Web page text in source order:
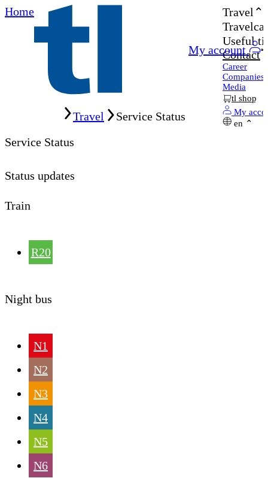
Home
My account
Travel
Useful
Contact
Career
Companies
Media
tl shop
My
en
Travel
Service Status
Service Status
Status updates
Train
R20
Night bus
N1
N2
N3
N4
N5
N6